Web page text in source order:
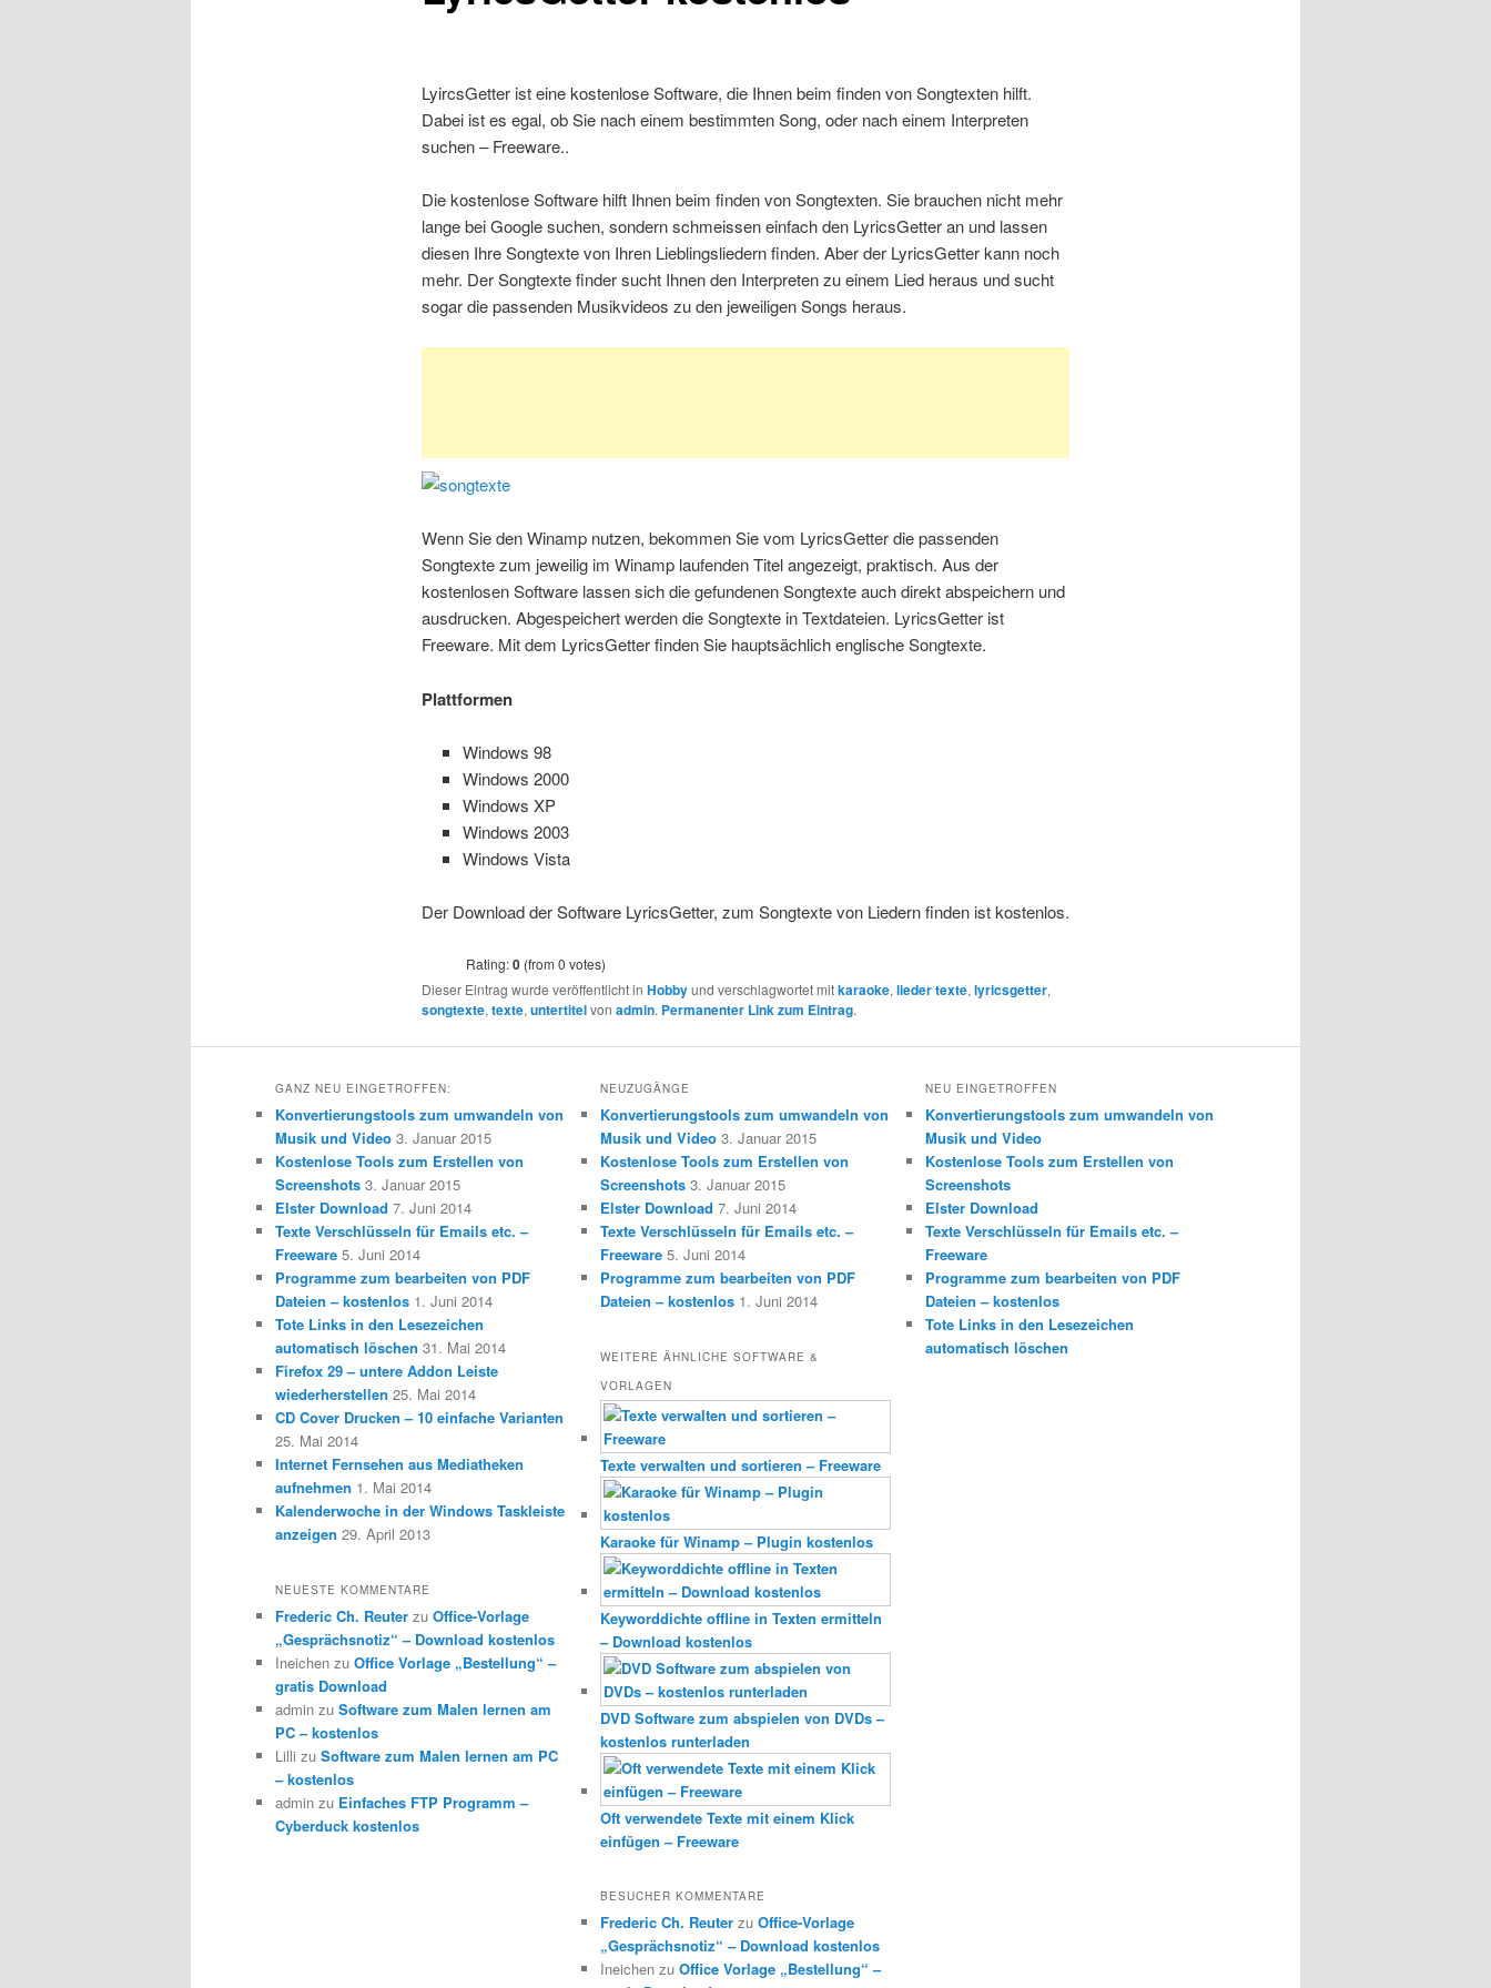
LyircsGetter ist eine kostenlose Software, die Ihnen beim finden von Songtexten hilft.
Dabei ist es egal, ob Sie nach einem bestimmten Song, oder nach einem Interpreten
suchen – Freeware..
Die kostenlose Software hilft Ihnen beim finden von Songtexten. Sie brauchen nicht mehr
lange bei Google suchen, sondern schmeissen einfach den LyricsGetter an und lassen
diesen Ihre Songtexte von Ihren Lieblingsliedern finden. Aber der LyricsGetter kann noch
mehr. Der Songtexte finder sucht Ihnen den Interpreten zu einem Lied heraus und sucht
sogar die passenden Musikvideos zu den jeweiligen Songs heraus.
Wenn Sie den Winamp nutzen, bekommen Sie vom LyricsGetter die passenden
Songtexte zum jeweilig im Winamp laufenden Titel angezeigt, praktisch. Aus der
kostenlosen Software lassen sich die gefundenen Songtexte auch direkt abspeichern und
ausdrucken. Abgespeichert werden die Songtexte in Textdateien. LyricsGetter ist
Freeware. Mit dem LyricsGetter finden Sie hauptsächlich englische Songtexte.
Plattformen
Windows 98
Windows 2000
Windows XP
Windows 2003
Windows Vista
Der Download der Software LyricsGetter, zum Songtexte von Liedern finden ist kostenlos.
Rating:0(from 0 votes)
Dieser Eintrag wurde veröffentlicht in Hobbyund verschlagwortet mitkaraoke, lieder texte, lyricsgetter,
songtexte, texte, untertitelvon admin. Permanenter Link zum Eintrag.
GANZ NEU EINGETROFFEN:
Konvertierungstools zum umwandeln von
Musik und Video 3. Januar 2015
Kostenlose Tools zum Erstellen von
Screenshots 3. Januar 2015
Elster Download 7. Juni 2014
Texte Verschlüsseln für Emails etc. –
Freeware 5. Juni 2014
Programme zum bearbeiten von PDF
Dateien – kostenlos 1. Juni 2014
Tote Links in den Lesezeichen
automatisch löschen 31. Mai 2014
Firefox 29 – untere Addon Leiste
wiederherstellen 25. Mai 2014
CD Cover Drucken – 10 einfache Varianten
25. Mai 2014
Internet Fernsehen aus Mediatheken
aufnehmen 1. Mai 2014
Kalenderwoche in der Windows Taskleiste
anzeigen 29. April 2013
NEUESTE KOMMENTARE
Frederic Ch. Reuter zu Office-Vorlage
„Gesprächsnotiz“ – Download kostenlos
Ineichen zu Office Vorlage „Bestellung“ –
gratis Download
admin zu Software zum Malen lernen am
PC – kostenlos
Lilli zu Software zum Malen lernen am PC
– kostenlos
admin zu Einfaches FTP Programm –
Cyberduck kostenlos
NEUZUGÄNGE
Konvertierungstools zum umwandeln von
Musik und Video 3. Januar 2015
Kostenlose Tools zum Erstellen von
Screenshots 3. Januar 2015
Elster Download 7. Juni 2014
Texte Verschlüsseln für Emails etc. –
Freeware 5. Juni 2014
Programme zum bearbeiten von PDF
Dateien – kostenlos 1. Juni 2014
WEITERE ÄHNLICHE SOFTWARE &
VORLAGEN
Texte verwalten und sortieren – Freeware
Karaoke für Winamp – Plugin kostenlos
Keyworddichte offline in Texten ermitteln
– Download kostenlos
DVD Software zum abspielen von DVDs –
kostenlos runterladen
Oft verwendete Texte mit einem Klick
einfügen – Freeware
BESUCHER KOMMENTARE
Frederic Ch. Reuterzu Office-Vorlage
„Gesprächsnotiz“ – Download kostenlos
Ineichenzu Office Vorlage „Bestellung“ –
NEU EINGETROFFEN
Konvertierungstools zum umwandeln von
Musik und Video
Kostenlose Tools zum Erstellen von
Screenshots
Elster Download
Texte Verschlüsseln für Emails etc. –
Freeware
Programme zum bearbeiten von PDF
Dateien – kostenlos
Tote Links in den Lesezeichen
automatisch löschen